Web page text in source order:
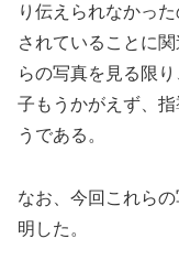
り伝えられなかっ
されていることに
らの写真を見る限
子もうかがえず、
うである。
なお、今回これら
明した。